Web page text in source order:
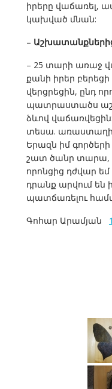
իրերը վաճառել,
կախված մնան:
–
– 25 տարի առաջ
քանի իրեր
վերցրեցին, ընդ
պատրաստածս
ձևով
տեսա.
Երազն իմ գործերի
շատ ծանր տարա,
որոնցից դժվար
դրանք արվում են
պատճառելու
Գոհար Արամյան